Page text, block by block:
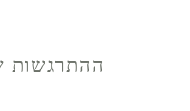
ההתרגשות